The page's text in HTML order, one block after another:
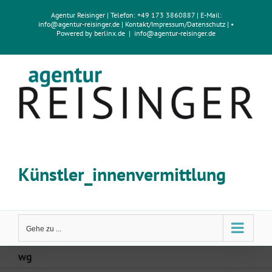
Agentur Reisinger| Telefon: +49 173 3860887 | E-Mail:
info@agentur-reisinger.de | Kontakt/Impressum/Datenschutz | •
Powered by berlinx.de | info@agentur-reisinger.de
Künstler_innenvermittlung
Gehe zu ...
wg